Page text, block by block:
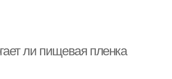
ли пищевая пленка